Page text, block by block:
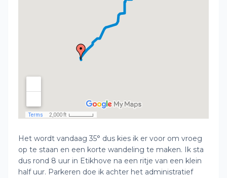
Het wordt vandaag 35° dus kies ik er voor om vroeg
op te staan en een korte wandeling te maken. Ik sta
dus rond 8 uur in Etikhove na een ritje van een klein
half uur. Parkeren doe ik achter het administratief